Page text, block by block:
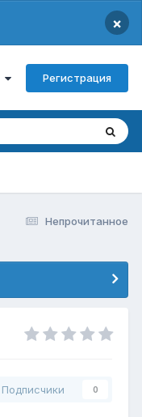
×
Регистрация
Непрочитанное
Подписчики 0